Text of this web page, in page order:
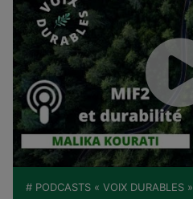
# PODCASTS « VOIX DURABLES »